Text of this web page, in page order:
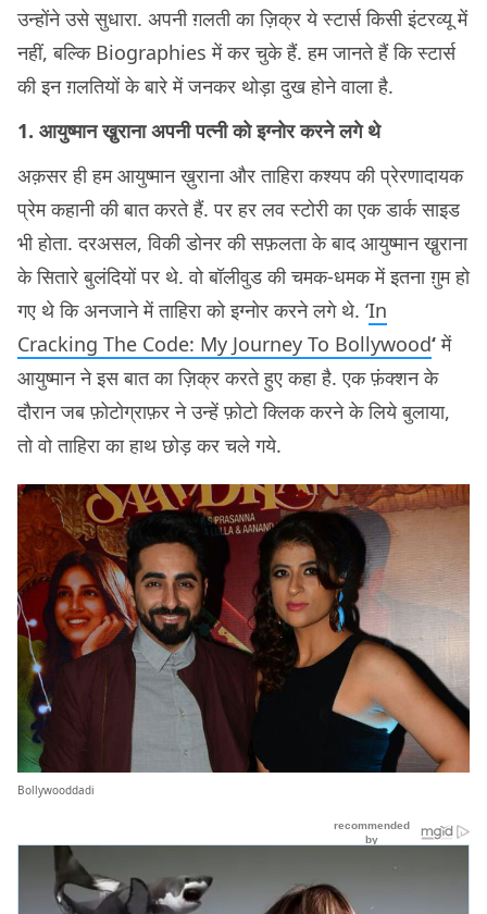
उन्होंने उसे सुधारा. अपनी ग़लती का ज़िक्र ये स्टार्स किसी इंटरव्यू में
नहीं, बल्कि Biographies में कर चुके हैं. हम जानते हैं कि स्टार्स
की इन ग़लतियों के बारे में जनकर थोड़ा दुख होने वाला है.
1. आयुष्मान खु़राना अपनी पत्नी को इग्नोर करने लगे थे
अक़सर ही हम आयुष्मान ख़ुराना और ताहिरा कश्यप की प्रेरणादायक
प्रेम कहानी की बात करते हैं. पर हर लव स्टोरी का एक डार्क साइड
भी होता. दरअसल, विकी डोनर की सफ़लता के बाद आयुष्मान खु़राना
के सितारे बुलंदियों पर थे. वो बॉलीवुड की चमक-धमक में इतना ग़ुम हो
गए थे कि अनजाने में ताहिरा को इग्नोर करने लगे थे. ‘In
Cracking The Code: My Journey To Bollywood‘में
आयुष्मान ने इस बात का ज़िक्र करते हुए कहा है. एक फ़ंक्शन के
दौरान जब फ़ोटोग्राफ़र ने उन्हें फ़ोटो क्लिक करने के लिये बुलाया,
तो वो ताहिरा का हाथ छोड़ कर चले गये.
Bollywooddadi